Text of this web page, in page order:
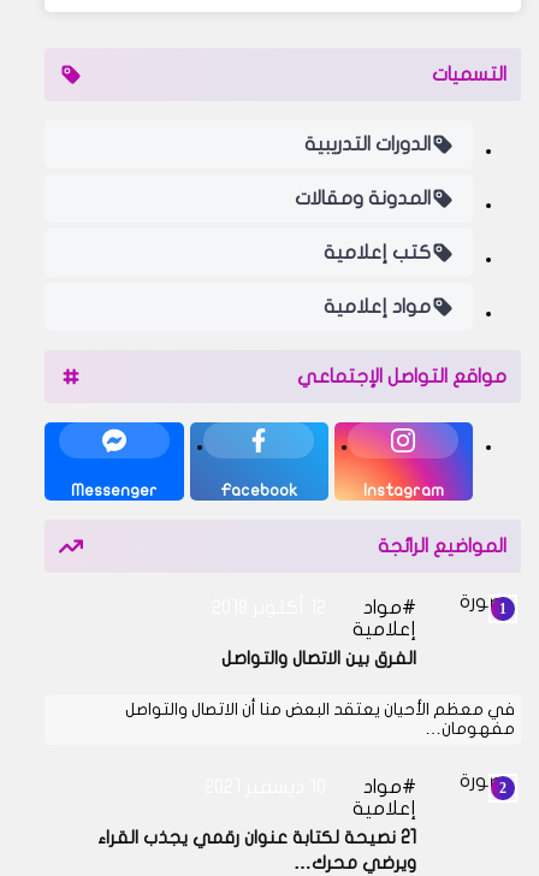
التسميات
الدورات التدريبية
المدونة ومقالات
كتب إعلامية
مواد إعلامية
مواقع التواصل الإجتماعي
Instagram
Facebook
Messenger
المواضيع الرائجة
مواد
إعلامية
الفرق بين الاتصال والتواصل
في معظم الأحيان يعتقد البعض منا أن الاتصال والتواصل
مفهومان…
مواد
إعلامية
21 نصيحة لكتابة عنوان رقمي يجذب القراء
ويرضي محرك…